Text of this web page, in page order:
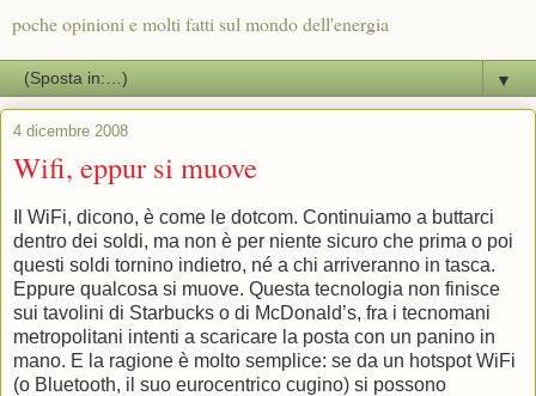
poche opinioni e molti fatti sul mondo dell'energia
▼
4 dicembre 2008
Wifi, eppur si muove
Il WiFi, dicono, è come le dotcom. Continuiamo a buttarci
dentro dei soldi, ma non è per niente sicuro che prima o poi
questi soldi tornino indietro, né a chi arriveranno in tasca.
Eppure qualcosa si muove. Questa tecnologia non finisce
sui tavolini di Starbucks o di McDonald’s, fra i tecnomani
metropolitani intenti a scaricare la posta con un panino in
mano. E la ragione è molto semplice: se da un hotspot WiFi
(o Bluetooth, il suo eurocentrico cugino) si possono